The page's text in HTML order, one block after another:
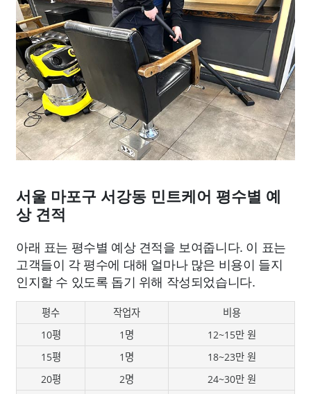
서울 마포구 서강동 민트케어 평수별 예
상 견적
아래 표는 평수별 예상 견적을 보여줍니다. 이 표는
고객들이 각 평수에 대해 얼마나 많은 비용이 들지
인지할 수 있도록 돕기 위해 작성되었습니다.
평수 작업자
비용
10평
1명
12~15만 원
15평
1명
18~23만 원
20평
2명
24~30만 원